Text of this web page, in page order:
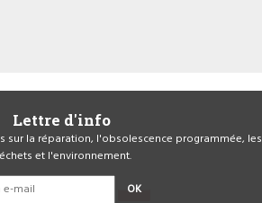
Lettre d'info
sur la réparation, l'obsolescence programmée, les
et l'environnement.
OK